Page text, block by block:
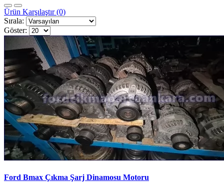
Ürün Karşılaştır (0)
Sırala:
Göster:
Ford Bmax Çıkma Şarj Dinamosu Motoru